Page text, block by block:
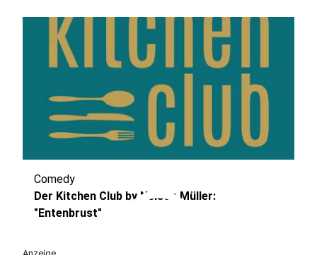
play_circle
Comedy
Der Kitchen Club by Nelson Müller:
"Entenbrust"